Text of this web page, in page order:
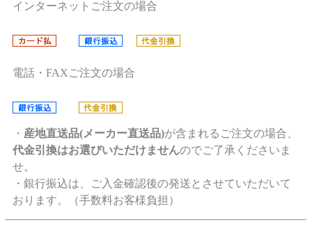
インターネットご注文の場合
電話・FAXご注文の場合
・ 産地直送品(メーカー直送品)が含まれるご注文の場合、
代金引換はお選びいただけませんのでご了承くださいま
せ。
・銀行振込は、ご入金確認後の発送とさせていただいて
おります。（手数料お客様負担）